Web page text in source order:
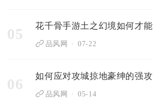
05
品风网 07-22
06 如何应对攻城掠地豪绅的强攻
品风网 05-14